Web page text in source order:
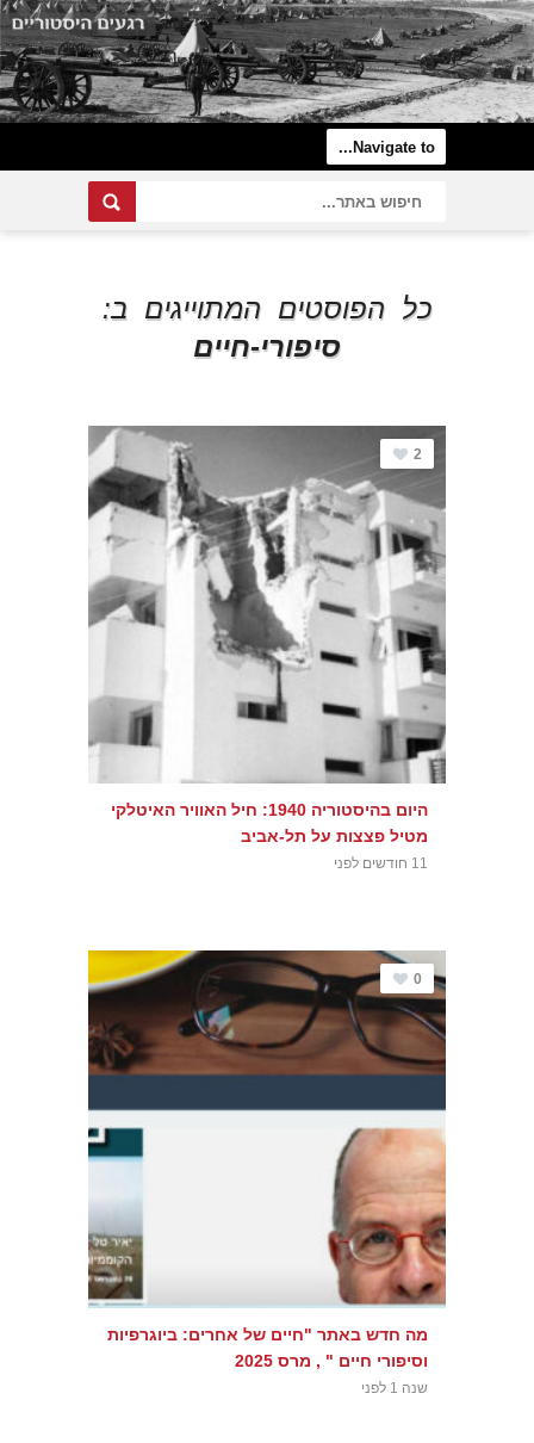
כל הפוסטים המתוייגים ב:
סיפורי-חיים
2
היום בהיסטוריה 1940: חיל האוויר האיטלקי
מטיל פצצות על תל-אביב
11 חודשים לפני
0
מה חדש באתר "חיים של אחרים: ביוגרפיות
וסיפורי חיים " , מרס 2025
שנה 1 לפני